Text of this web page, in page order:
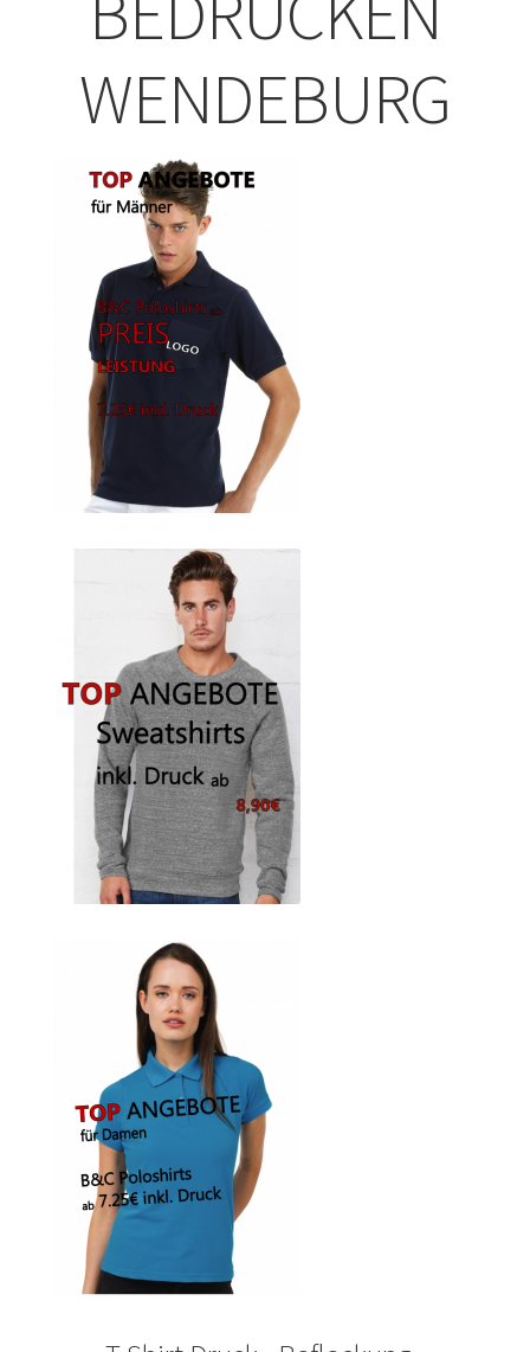
ABISHIRTS BEDRUCKEN Leonberg
ABISHIRTS BEDRUCKEN STUTTGART
ABISHIRTS BEDRUCKEN TÜBINGEN
Affenpinscher T-Shirts Kaufen selber gestalten und
Afghanischer Windhund T-Shirts Kaufen selber gestalten
und bedrucken
Afrika T Shirts Kaufen – Motive selber gestalten und
bedrucken
Akbash Hunde T-Shirts Kaufen selber gestalten und
Akbash Hunde T-Shirts Kaufen selber gestalten und
American Bulldog T Shirts Kaufen – Motive selber
gestalten und bedrucken
Arbeitshosen günstig bedrucken
Arbeitsjacken günstig bedrucken
Arbeitskleidung bedrucken Alfeld – Firmenlogo
Arbeitskleidung bedrucken Ankum – Firmenlogo
Arbeitskleidung bedrucken Aurich – Firmenlogo
Arbeitskleidung bedrucken Bad Bentheim – Firmenlogo
Arbeitskleidung bedrucken Bad Essen – Firmenlogo
Arbeitskleidung BEDRUCKEN Böblingen /
Berufsbekleidung
WENDEBURG